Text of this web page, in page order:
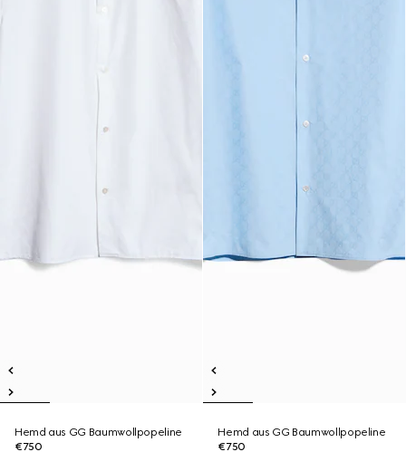
Hemd aus GG Baumwollpopeline
€750
Hemd aus GG Baumwollpopeline
€750